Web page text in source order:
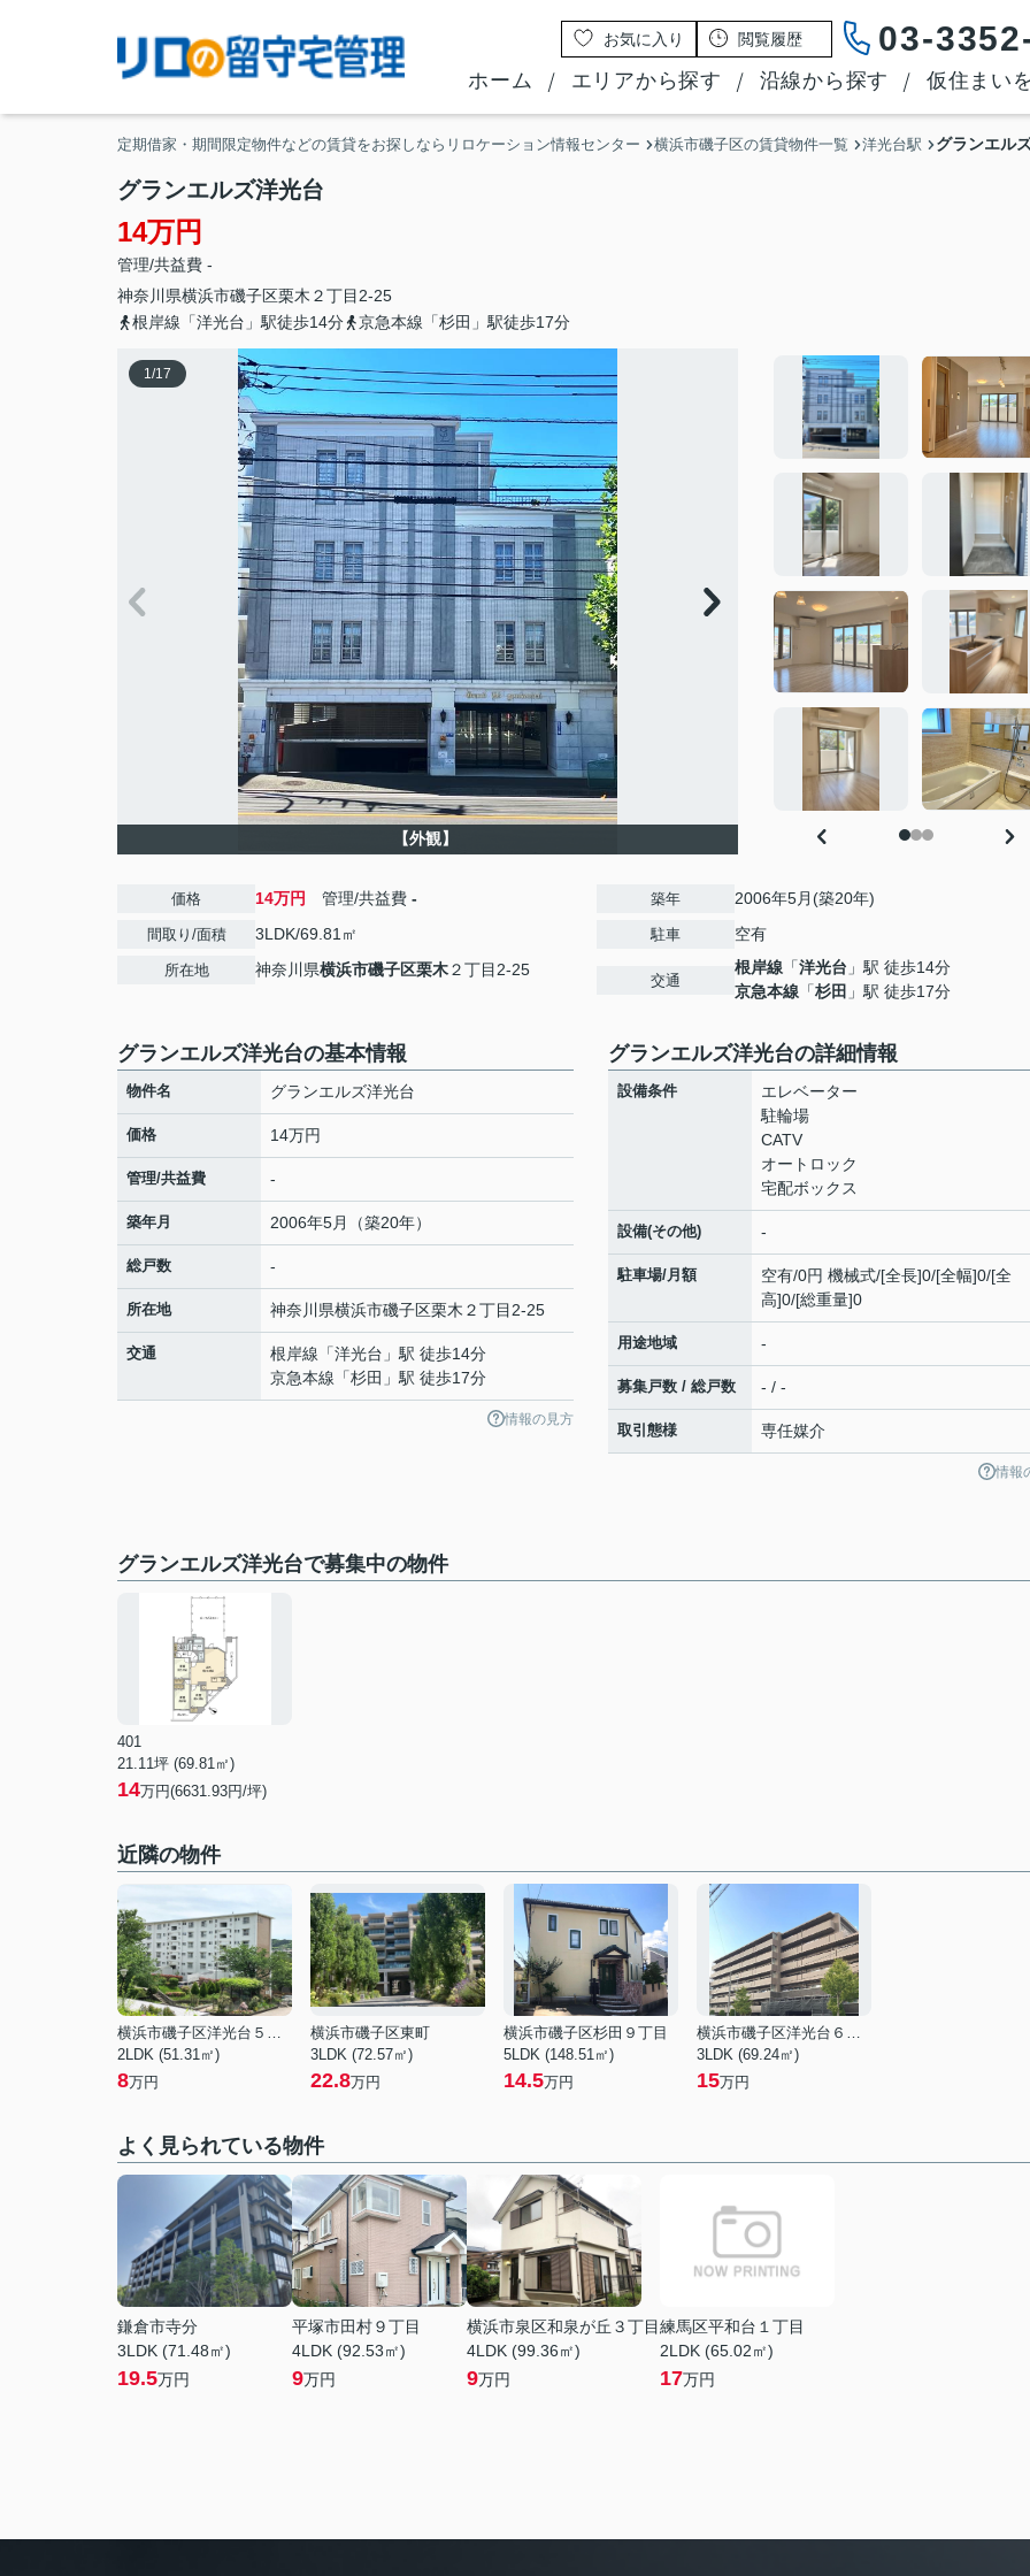
お気に入り 閲覧履歴 03-
ホーム エリアから探す 沿線から探す 仮住まい
定期借家・期間限定物件などの賃貸をお探しならリロケーション情報センター 横浜市磯子区の賃貸物件一覧 洋光台駅 グランエル
グランエルズ洋光台
14万円
管理/共益費 -
神奈川県横浜市磯子区栗木 ２丁目2-25
根岸線「洋光台」駅徒歩14分
京急本線「杉田」駅徒歩17分
1/17
【外観】
価格 14万円 管理/共益費 -
間取り/面積 3LDK/69.81㎡
所在地 神奈川県横浜市磯子区栗木２丁目2-25
築年 2006年5月(築20年)
駐車 空有
交通
根岸線 「洋光台 」駅 徒歩14分
京急本線 「杉田 」駅 徒歩17分
グランエルズ洋光台の基本情報
物件名 グランエルズ洋光台
価格 14万円
管理/共益費 -
築年月 2006年5月（築20年）
総戸数 -
所在地 神奈川県横浜市磯子区栗木 ２丁目2-25
交通 根岸線 「洋光台 」駅 徒歩14分
京急本線 「杉田 」駅 徒歩17分
情報の見方
グランエルズ洋光台の詳細情報
設備条件
エレベーター
駐輪場
CATV
オートロック
宅配ボックス
設備(その他) -
駐車場/月額
空有/0円 機械式/[全長]0/[全幅]0/[全
高]0/[総重量]0
用途地域 -
募集戸数 / 総戸数 - / -
取引態様 専任媒介
情報
グランエルズ洋光台で募集中の物件
401
21.11坪 (69.81㎡)
14万円(6631.93円/坪)
近隣の物件
横浜市磯子区洋光台５丁目
2LDK (51.31㎡)
8万円
横浜市磯子区東町
3LDK (72.57㎡)
22.8万円
横浜市磯子区杉田９丁目
5LDK (148.51㎡)
14.5万円
横浜市磯子区洋光台６丁目
3LDK (69.24㎡)
15万円
よく見られている物件
鎌倉市寺分
3LDK (71.48㎡)
19.5万円
平塚市田村９丁目
4LDK (92.53㎡)
9万円
横浜市泉区和泉が丘３丁目
4LDK (99.36㎡)
9万円
練馬区平和台１丁目
2LDK (65.02㎡)
17万円